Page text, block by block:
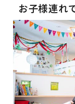
お子様連れ